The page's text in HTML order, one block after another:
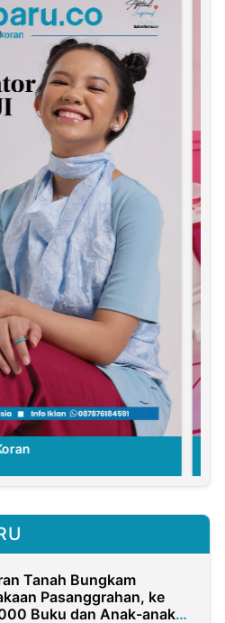
Koran
Tanah Bungkam
Pasanggrahan, ke
Buku dan Anak-anak